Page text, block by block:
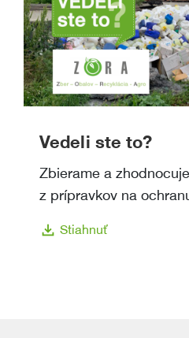
Vedeli ste to?
Zbierame a
z prípravkov na
download Stiahnuť